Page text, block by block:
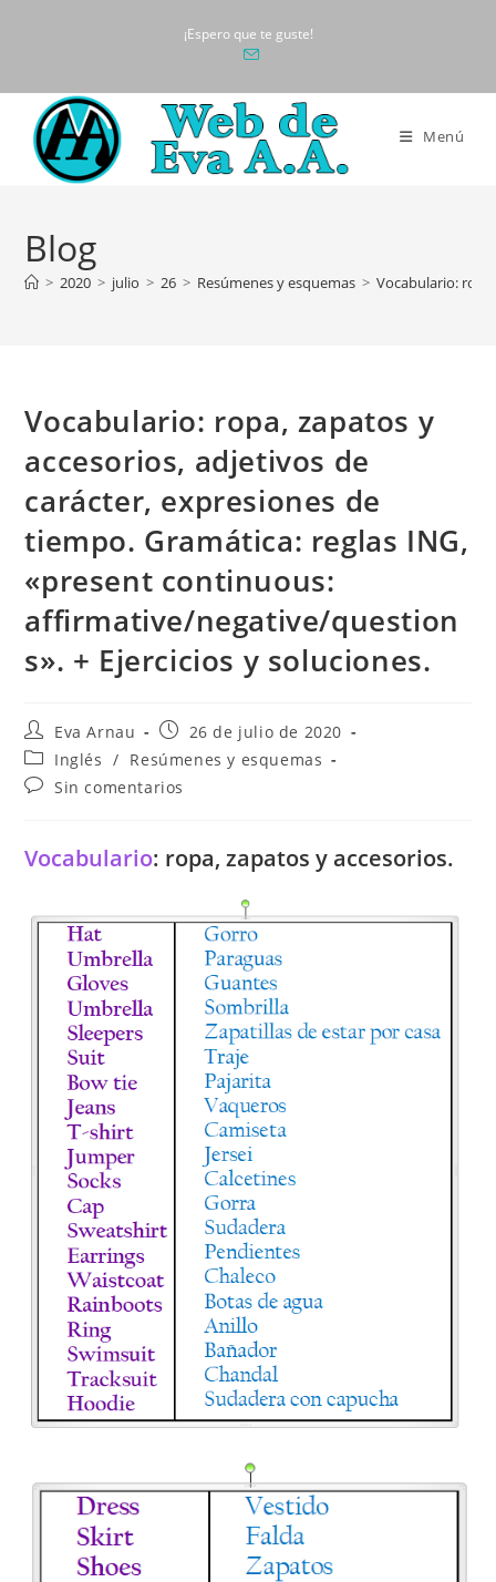
¡Espero que te guste!
Menú
Blog
> 2020 > julio > 26 > Resúmenes y esquemas > Vocabulario:
Vocabulario: ropa, zapatos y
accesorios, adjetivos de
carácter, expresiones de
tiempo. Gramática: reglas ING,
«present continuous:
affirmative/negative/question
s». + Ejercicios y soluciones.
Autor
de
la
entrada:
Eva Arnau
Publicación
de
la
entrada:
26 de julio de 2020
Categoría
de
la
Inglés / Resúmenes y esquemas
Comentarios
entrada:
Sin comentarios
Vocabulario: ropa, zapatos y accesorios.